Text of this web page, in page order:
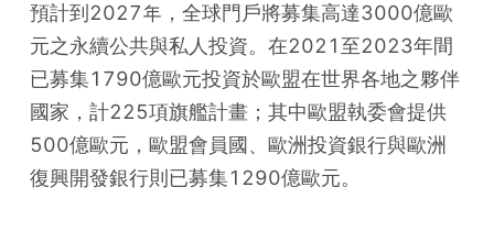
預計到2027年，全球門戶將募集高達3000億歐
元之永續公共與私人投資。在2021至2023年間
已募集1790億歐元投資於歐盟在世界各地之夥伴
國家，計225項旗艦計畫；其中歐盟執委會提供
500億歐元，歐盟會員國、歐洲投資銀行與歐洲
復興開發銀行則已募集1290億歐元。